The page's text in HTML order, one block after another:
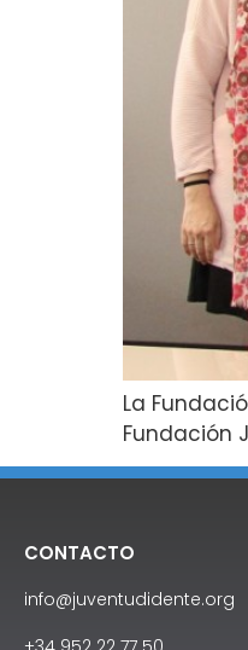
La
Fundación
CONTACTO
info@juventudidente.org